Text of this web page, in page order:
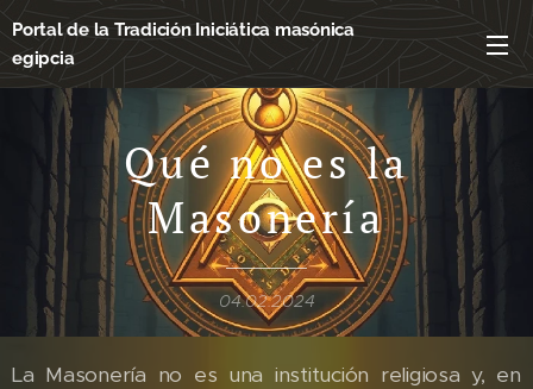
Portal de la Tradición Iniciática masónica
egipcia
Qué no es la
Masonería
04.02.2024
La Masonería no es una institución religiosa y, en